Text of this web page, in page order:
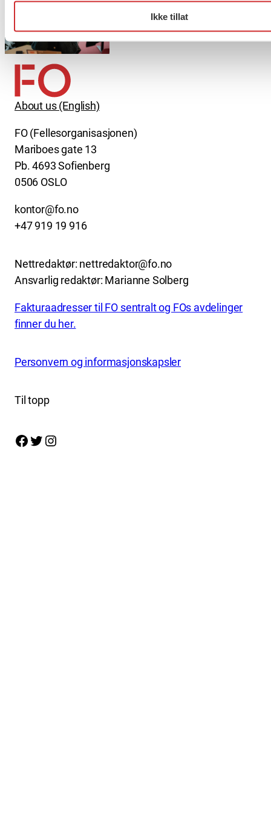
Ikke tillat
Møt Anneli i yrkesetisk råd
About us (English)
FO (Fellesorganisasjonen)
Mariboes gate 13
Pb. 4693 Sofienberg
0506 OSLO
kontor@fo.no
+47 919 19 916
Nettredaktør: nettredaktor@fo.no
Ansvarlig redaktør: Marianne Solberg
Fakturaadresser til FO sentralt og FOs avdelinger
finner du her.
Personvern og informasjonskapsler
Til topp
Facebook Twitter Instagram